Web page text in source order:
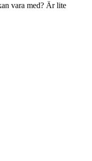
vara med? Är lite